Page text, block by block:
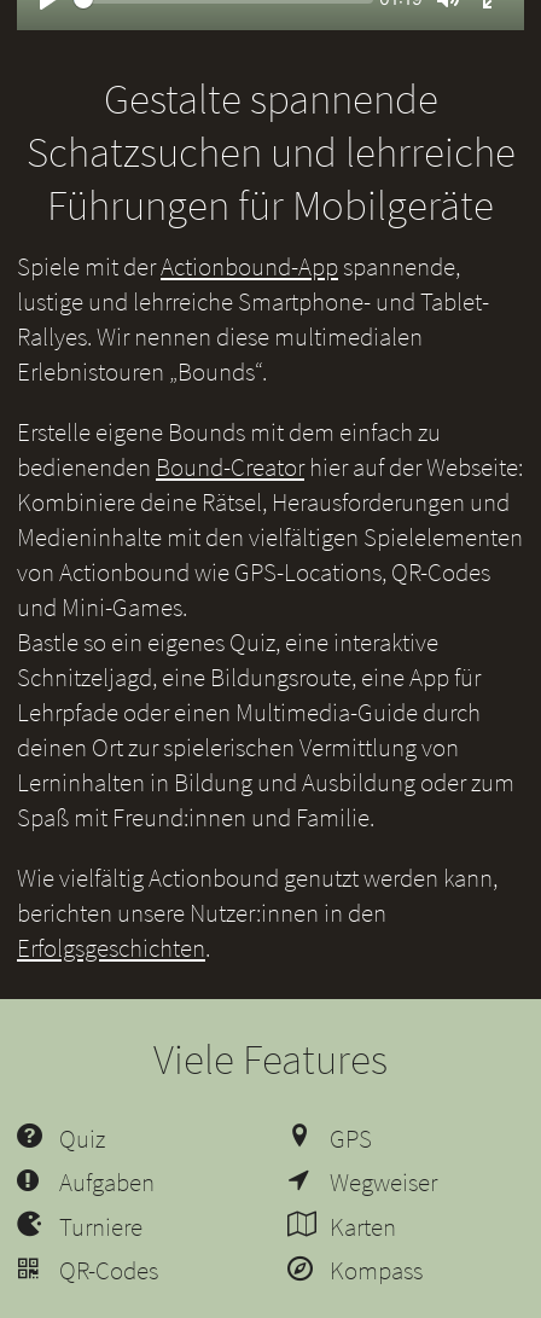
Mute
Gestalte spannende
Schatzsuchen und lehrreiche
Führungen für Mobilgeräte
Spiele mit derActionbound-Appspannende,
lustige und lehrreiche Smartphone- und Tablet-
Rallyes. Wir nennen diese multimedialen
Erlebnistouren „Bounds“.
Erstelle eigene Bounds mit dem einfach zu
bedienenden Bound-Creatorhier auf der Webseite:
Kombiniere deine Rätsel, Herausforderungen und
Medieninhalte mit den vielfältigen Spielelementen
von Actionbound wie GPS-Locations, QR-Codes
und Mini-Games.
Bastle so ein eigenes Quiz, eine interaktive
Schnitzeljagd, eine Bildungsroute, eine App für
Lehrpfade oder einen Multimedia-Guide durch
deinen Ort zur spielerischen Vermittlung von
Lerninhalten in Bildung und Ausbildung oder zum
Spaß mit Freund:innen und Familie.
Wie vielfältig Actionbound genutzt werden kann,
berichten unsere Nutzer:innen in den
Erfolgsgeschichten.
Viele Features
Quiz
Aufgaben
Turniere
QR-Codes
GPS
Wegweiser
Karten
Kompass